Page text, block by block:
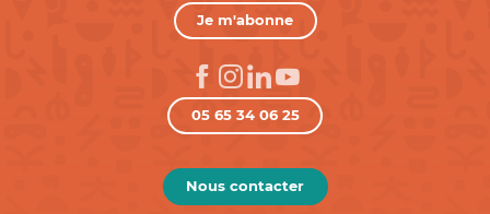
Je m'abonne
05 65 34 06 25
Nous contacter